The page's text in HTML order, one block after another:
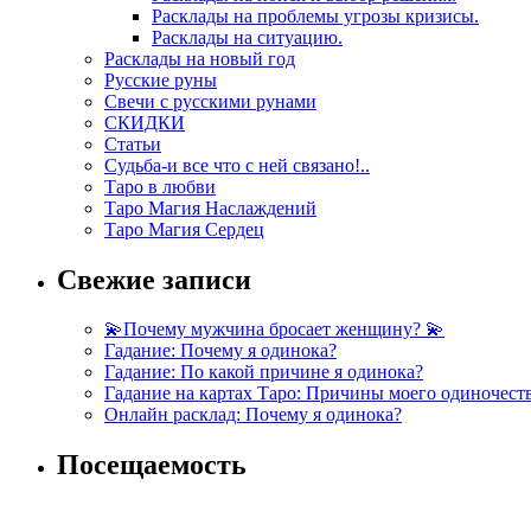
Расклады на проблемы угрозы кризисы.
Расклады на ситуацию.
Расклады на новый год
Русские руны
Свечи с русскими рунами
СКИДКИ
Статьи
Судьба-и все что с ней связано!..
Таро в любви
Таро Магия Наслаждений
Таро Магия Сердец
Свежие записи
💫Почему мужчина бросает женщину? 💫
Гадание: Почему я одинока?
Гадание: По какой причине я одинока?
Гадание на картах Таро: Причины моего
Онлайн расклад: Почему я одинока?
Посещаемость